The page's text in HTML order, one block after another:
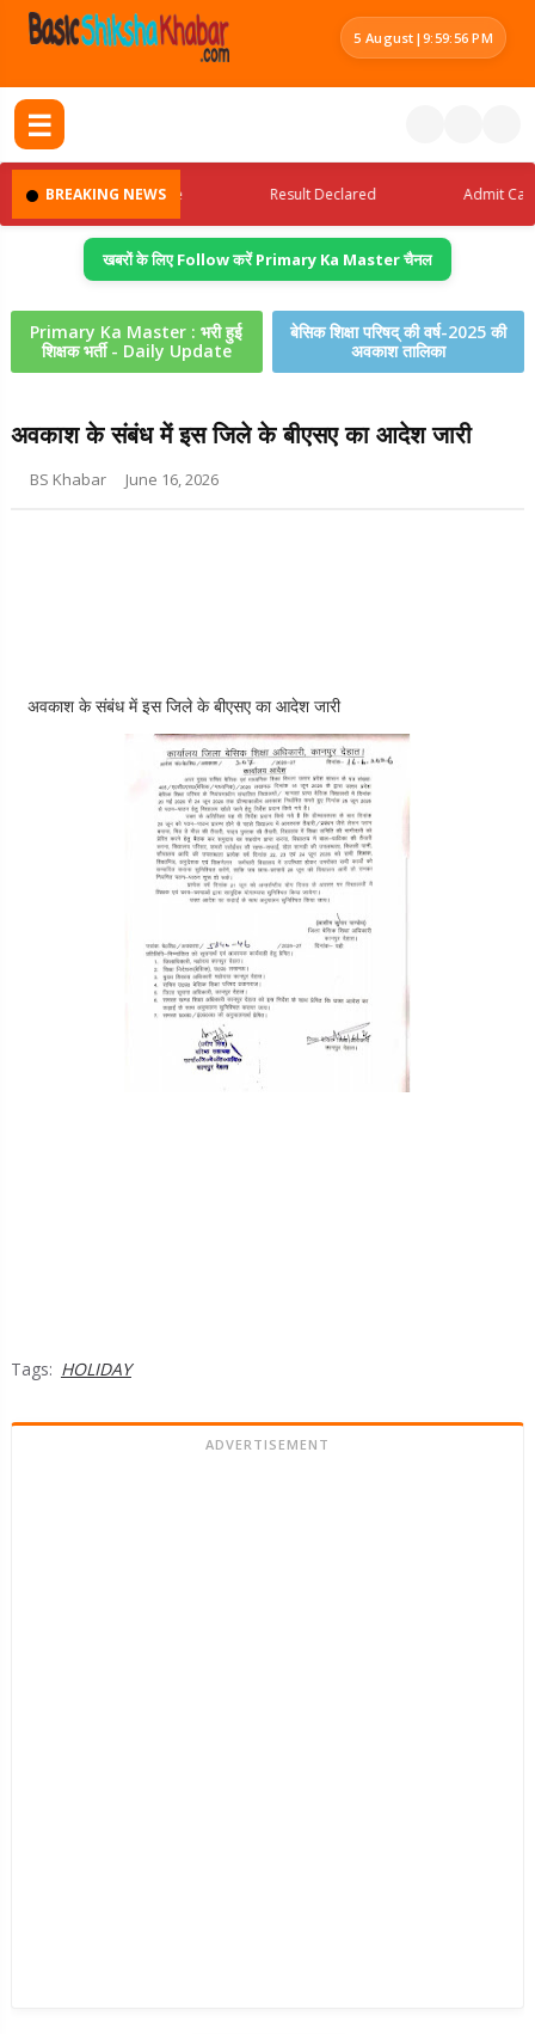
5 August |9:59:56 PM
☰
BREAKING NEWS
Latest Jobs Update Result Declared Admit Card
खबरों के लिए Follow करें Primary Ka Master चैनल
Primary Ka Master : भरी हुई
शिक्षक भर्ती - Daily Update
बेसिक शिक्षा परिषद् की वर्ष-2025 की
अवकाश तालिका
अवकाश के संबंध में इस जिले के बीएसए का आदेश जारी
BS Khabar June 16, 2026
अवकाश के संबंध में इस जिले के बीएसए का आदेश जारी
Tags: HOLIDAY
ADVERTISEMENT